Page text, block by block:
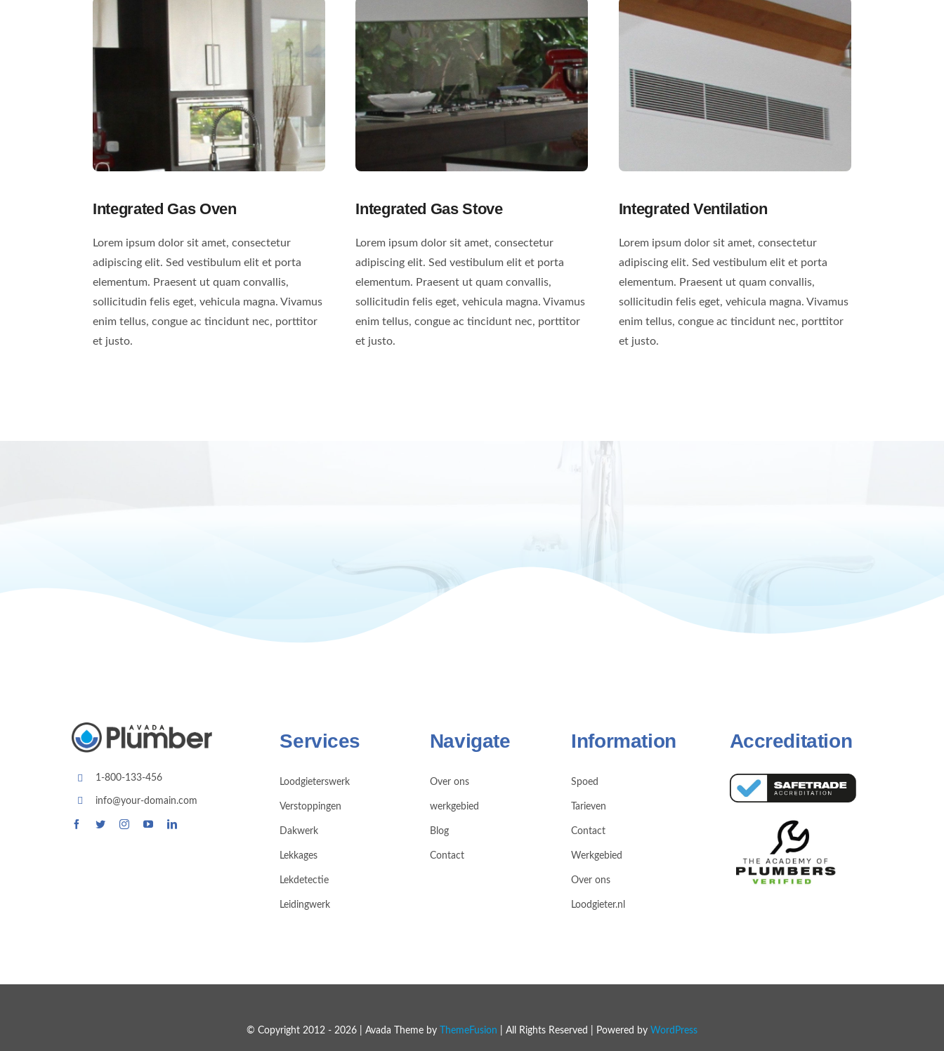
Integrated Gas Oven
Lorem ipsum dolor sit amet, consectetur
adipiscing elit. Sed vestibulum elit et porta
elementum. Praesent ut quam convallis,
sollicitudin felis eget, vehicula magna. Vivamus
enim tellus, congue ac tincidunt nec, porttitor
et justo.
Integrated Gas Stove
Lorem ipsum dolor sit amet, consectetur
adipiscing elit. Sed vestibulum elit et porta
elementum. Praesent ut quam convallis,
sollicitudin felis eget, vehicula magna. Vivamus
enim tellus, congue ac tincidunt nec, porttitor
et justo.
Integrated Ventilation
Lorem ipsum dolor sit amet, consectetur
adipiscing elit. Sed vestibulum elit et porta
elementum. Praesent ut quam convallis,
sollicitudin felis eget, vehicula magna. Vivamus
enim tellus, congue ac tincidunt nec, porttitor
et justo.
1-800-133-456
info@your-domain.com
Services
Loodgieterswerk
Verstoppingen
Dakwerk
Lekkages
Lekdetectie
Leidingwerk
Navigate
Over ons
werkgebied
Blog
Contact
Information
Spoed
Tarieven
Contact
Werkgebied
Over ons
Loodgieter.nl
Accreditation
© Copyright 2012 - 2026 | Avada Theme by ThemeFusion | All Rights Reserved | Powered by WordPress